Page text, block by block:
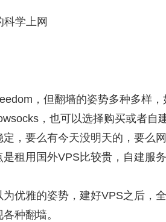
，但翻墙的姿势多种多样
，也可以选择购买或者自
，要么有今天没明天的，要么
租用国外VPS比较贵，自建服
优雅的姿势，建好VPS之后，
种翻墙。